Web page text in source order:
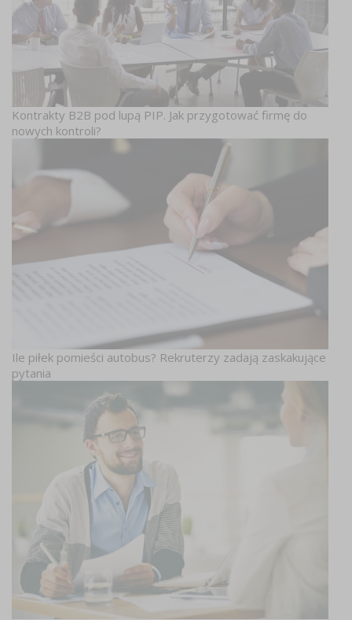
Kontrakty B2B pod lupą PIP. Jak przygotować firmę do
nowych kontroli?
Ile piłek pomieści autobus? Rekruterzy zadają zaskakujące
pytania